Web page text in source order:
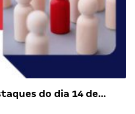
do dia 14 de…